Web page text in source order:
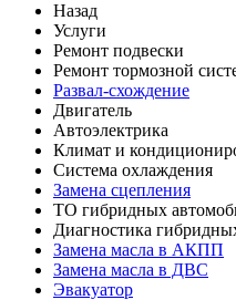
Назад
Услуги
Ремонт подвески
Ремонт тормозной
Развал-схождение
Двигатель
Автоэлектрика
Климат и
Система охлаждения
Замена сцепления
ТО гибридных
Диагностика
Замена масла в АКПП
Замена масла в ДВС
Эвакуатор